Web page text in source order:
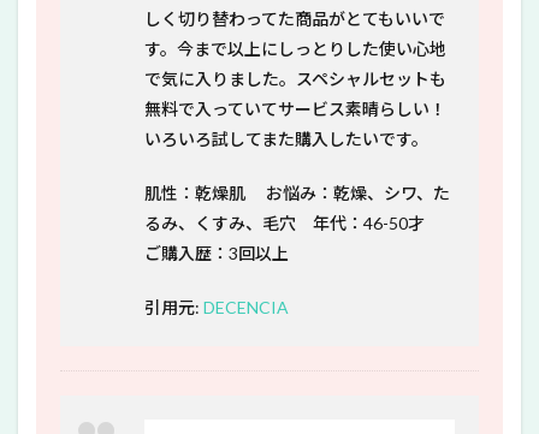
しく切り替わってた商品がとてもいいで
す。今まで以上にしっとりした使い心地
で気に入りました。スペシャルセットも
無料で入っていてサービス素晴らしい！
いろいろ試してまた購入したいです。
肌性：乾燥肌 お悩み：乾燥、シワ、た
るみ、くすみ、毛穴 年代：46-50才
ご購入歴：3回以上
引用元: DECENCIA